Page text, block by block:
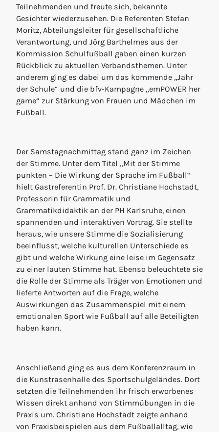
Teilnehmenden und freute sich, bekannte
Gesichter wiederzusehen. Die Referenten Stefan
Moritz, Abteilungsleiter für gesellschaftliche
Verantwortung, und Jörg Barthelmes aus der
Kommission Schulfußball gaben einen kurzen
Rückblick zu aktuellen Verbandsthemen. Unter
anderem ging es dabei um das kommende „Jahr
der Schule“ und die bfv-Kampagne „emPOWER her
game“ zur Stärkung von Frauen und Mädchen im
Fußball.
Der Samstagnachmittag stand ganz im Zeichen
der Stimme. Unter dem Titel „Mit der Stimme
punkten – Die Wirkung der Sprache im Fußball“
hielt Gastreferentin Prof. Dr. Christiane Hochstadt,
Professorin für Grammatik und
Grammatikdidaktik an der PH Karlsruhe, einen
spannenden und interaktiven Vortrag. Sie stellte
heraus, wie unsere Stimme die Sozialisierung
beeinflusst, welche kulturellen Unterschiede es
gibt und welche Wirkung eine leise im Gegensatz
zu einer lauten Stimme hat. Ebenso beleuchtete sie
die Rolle der Stimme als Träger von Emotionen und
lieferte Antworten auf die Frage, welche
Auswirkungen das Zusammenspiel mit einem
emotionalen Sport wie Fußball auf alle Beteiligten
haben kann.
Anschließend ging es aus dem Konferenzraum in
die Kunstrasenhalle des Sportschulgeländes. Dort
setzten die Teilnehmenden ihr frisch erworbenes
Wissen direkt anhand von Stimmübungen in die
Praxis um. Christiane Hochstadt zeigte anhand
von Praxisbeispielen aus dem Fußballalltag, wie